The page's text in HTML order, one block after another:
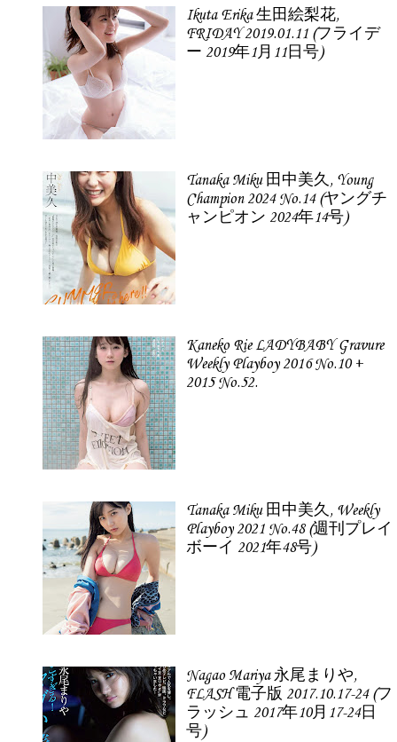
Ikuta Erika 生田絵梨花,
FRIDAY 2019.01.11 (フライデ
ー 2019年1月11日号)
Tanaka Miku 田中美久, Young
Champion 2024 No.14 (ヤングチ
ャンピオン 2024年14号)
Kaneko Rie LADYBABY Gravure
Weekly Playboy 2016 No.10 +
2015 No.52.
Tanaka Miku 田中美久, Weekly
Playboy 2021 No.48 (週刊プレイ
ボーイ 2021年48号)
Nagao Mariya 永尾まりや,
FLASH 電子版 2017.10.17-24 (フ
ラッシュ 2017年10月17-24日
号)